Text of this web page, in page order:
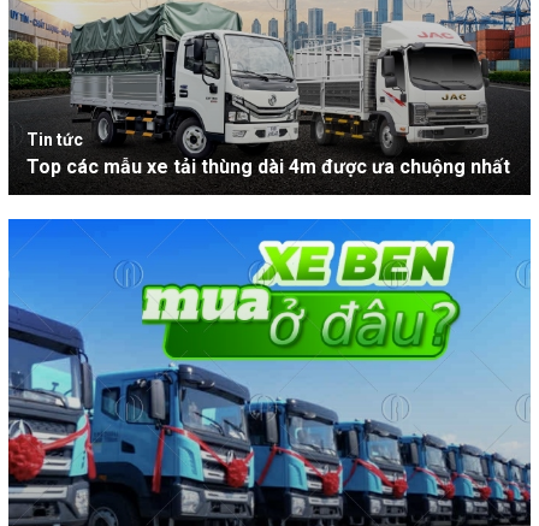
Tin tức
Top các mẫu xe tải thùng dài 4m được ưa chuộng nhất